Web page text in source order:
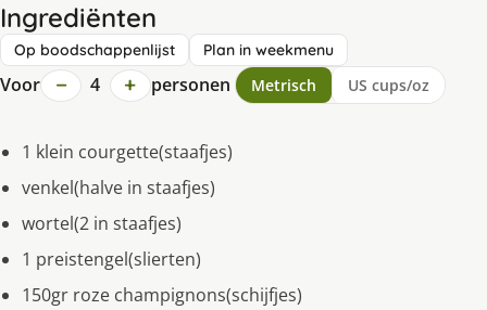
Ingrediënten
Op boodschappenlijst Plan in weekmenu
Voor − 4 + personen Metrisch US cups/oz
1 klein courgette(staafjes)
venkel(halve in staafjes)
wortel(2 in staafjes)
1 preistengel(slierten)
150gr roze champignons(schijfjes)